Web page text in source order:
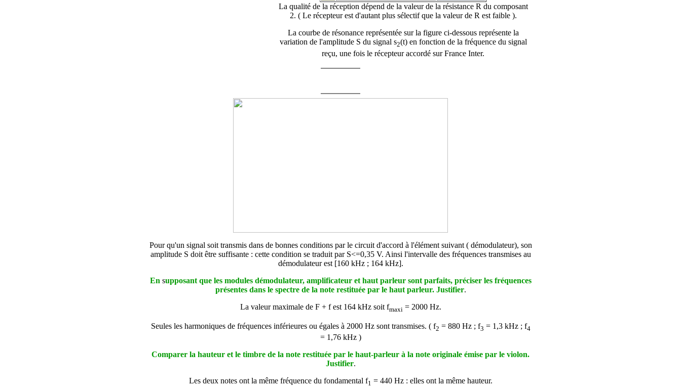
La qualité de la réception dépend de la valeur de la résistance R du composant
2. ( Le récepteur est d'autant plus sélectif que la valeur de R est faible ).
La courbe de résonance représentée sur la figure ci-dessous représente la
variation de l'amplitude S du signal s2(t) en fonction de la fréquence du signal
reçu, une fois le récepteur accordé sur France Inter.
Pour qu'un signal soit transmis dans de bonnes conditions par le circuit d'accord à l'élément suivant ( démodulateur), son
amplitude S doit être suffisante : cette condition se traduit par S<=0,35 V. Ainsi l'intervalle des fréquences transmises au
démodulateur est [160 kHz ; 164 kHz].
En supposant que les modules démodulateur, amplificateur et haut parleur sont parfaits, préciser les fréquences
présentes dans le spectre de la note restituée par le haut parleur. Justifier.
La valeur maximale de F + f est 164 kHz soit fmaxi = 2000 Hz.
Seules les harmoniques de fréquences inférieures ou égales à 2000 Hz sont transmises. ( f2 = 880 Hz ; f3 = 1,3 kHz ; f4
= 1,76 kHz )
Comparer la hauteur et le timbre de la note restituée par le haut-parleur à la note originale émise par le violon.
Justifier.
Les deux notes ont la même fréquence du fondamental f1 = 440 Hz : elles ont la même hauteur.